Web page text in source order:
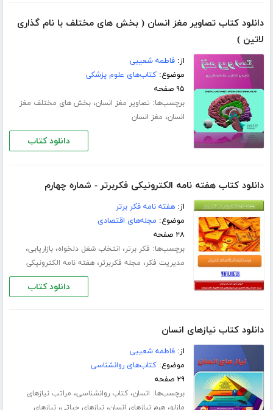
دانلود کتاب تصاویر مغز انسان ( بخش های مختلف با نام گذاری
لاتین )
از:فاطمه شعیبی
موضوع:کتاب‌های علوم پزشکی
۹۵ صفحه
برچسب‌ها: تصاویر مغز انسان،بخش های مختلف مغز
انسان، مغز انسان
دانلود کتاب
دانلود کتاب هفته نامه الکترونیکی فکربرتر - شماره چهارم
از:هفته نامه فکر برتر
موضوع: مجله‌های اقتصادی
۲۸ صفحه
برچسب‌ها: فکر برتر، انتخاب شغل دلخواه،بازاریابی،
مدیریت فکر، مجله فکربرتر،هفته نامه الکترونیکی
دانلود کتاب
دانلود کتاب نیازهای انسان
از:فاطمه شعیبی
موضوع:کتاب‌های روانشناسی
۲۹ صفحه
برچسب‌ها: انسان،کتاب روانشناسی، مراتب نیازهای
مازلو،هرم نیازهای انسان،نیازهای حیاتی‌،نیازهای